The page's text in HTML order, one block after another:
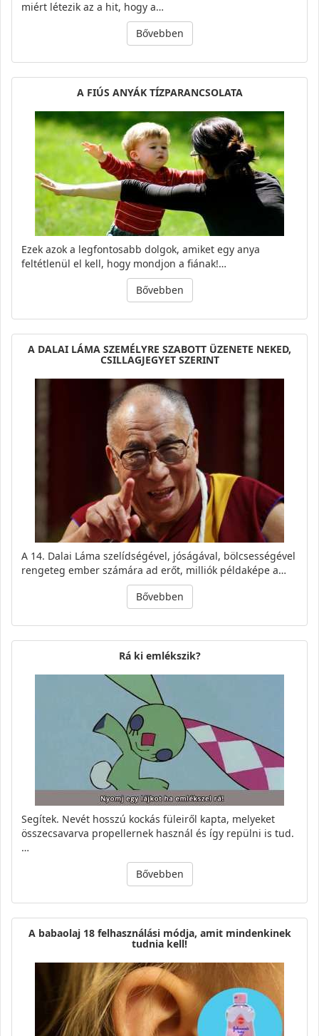
miért létezik az a hit, hogy a…
Bővebben
A FIÚS ANYÁK TÍZPARANCSOLATA
Ezek azok a legfontosabb dolgok, amiket egy anya
feltétlenül el kell, hogy mondjon a fiának!…
Bővebben
A DALAI LÁMA SZEMÉLYRE SZABOTT ÜZENETE NEKED,
CSILLAGJEGYET SZERINT
A 14. Dalai Láma szelídségével, jóságával, bölcsességével
rengeteg ember számára ad erőt, milliók példaképe a…
Bővebben
Rá ki emlékszik?
Segítek. Nevét hosszú kockás füleiről kapta, melyeket
összecsavarva propellernek használ és így repülni is tud.
…
Bővebben
A babaolaj 18 felhasználási módja, amit mindenkinek
tudnia kell!